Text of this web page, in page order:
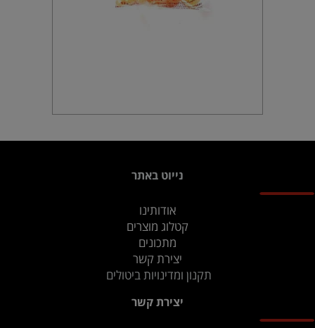
נייוט באתר
אודותינו
קטלוג מוצרים
מתכונים
יצירת קשר
תקנון ומדינויות ביטולים
יצירת קשר